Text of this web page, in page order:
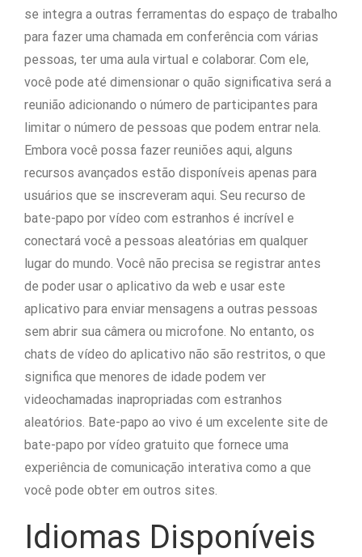
se integra a outras ferramentas do espaço de trabalho
para fazer uma chamada em conferência com várias
pessoas, ter uma aula virtual e colaborar. Com ele,
você pode até dimensionar o quão significativa será a
reunião adicionando o número de participantes para
limitar o número de pessoas que podem entrar nela.
Embora você possa fazer reuniões aqui, alguns
recursos avançados estão disponíveis apenas para
usuários que se inscreveram aqui. Seu recurso de
bate-papo por vídeo com estranhos é incrível e
conectará você a pessoas aleatórias em qualquer
lugar do mundo. Você não precisa se registrar antes
de poder usar o aplicativo da web e usar este
aplicativo para enviar mensagens a outras pessoas
sem abrir sua câmera ou microfone. No entanto, os
chats de vídeo do aplicativo não são restritos, o que
significa que menores de idade podem ver
videochamadas inapropriadas com estranhos
aleatórios. Bate-papo ao vivo é um excelente site de
bate-papo por vídeo gratuito que fornece uma
experiência de comunicação interativa como a que
você pode obter em outros sites.
Idiomas Disponíveis